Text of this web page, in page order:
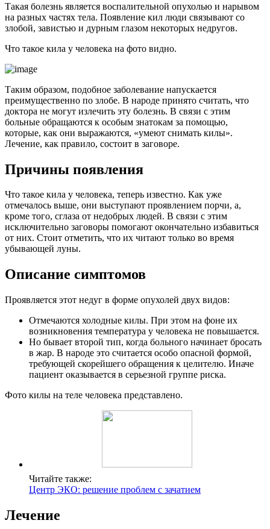
Такая болезнь является воспалительной опухолью и нарывом
на разных частях тела. Появление кил люди связывают со
злобой, завистью и дурным глазом некоторых недругов.
Что такое кила у человека на фото видно.
Таким образом, подобное заболевание напускается
преимущественно по злобе. В народе принято считать, что
доктора не могут излечить эту болезнь. В связи с этим
больные обращаются к особым знатокам за помощью,
которые, как они выражаются, «умеют снимать килы».
Лечение, как правило, состоит в заговоре.
Причины появления
Что такое кила у человека, теперь известно. Как уже
отмечалось выше, они выступают проявлением порчи, а,
кроме того, сглаза от недобрых людей. В связи с этим
исключительно заговоры помогают окончательно избавиться
от них. Стоит отметить, что их читают только во время
убывающей луны.
Описание симптомов
Проявляется этот недуг в форме опухолей двух видов:
Отмечаются холодные килы. При этом на фоне их
возникновения температура у человека не повышается.
Но бывает второй тип, когда больного начинает бросать
в жар. В народе это считается особо опасной формой,
требующей скорейшего обращения к целителю. Иначе
пациент оказывается в серьезной группе риска.
Фото килы на теле человека представлено.
Читайте также:
Центр ЭКО: решение проблем с зачатием
Лечение